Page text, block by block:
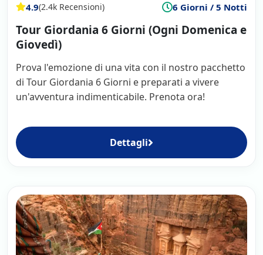
4.9(2.4k Recensioni) 6 Giorni / 5 Notti
Tour Giordania 6 Giorni (Ogni Domenica e
Giovedì)
Prova l'emozione di una vita con il nostro pacchetto
di Tour Giordania 6 Giorni e preparati a vivere
un'avventura indimenticabile. Prenota ora!
Dettagli